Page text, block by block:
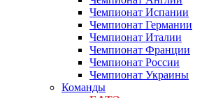
Чемпионат Испании
Чемпионат Германии
Чемпионат Италии
Чемпионат Франции
Чемпионат России
Чемпионат Украины
Команды